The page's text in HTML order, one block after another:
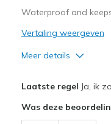
Waterproof and
Vertaling weergeven
Meer details
Comfortable
Laatste regel Ja, ik
Was deze